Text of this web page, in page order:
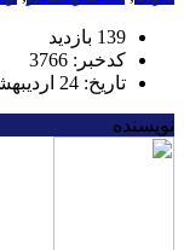
139 بازدید
کدخبر: 3766
تاریخ: 24 اردیبهشت 1402
نویسنده